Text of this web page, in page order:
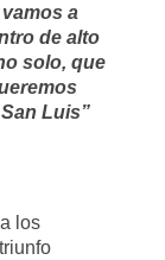
a
de alto
solo, que
Luis”
los